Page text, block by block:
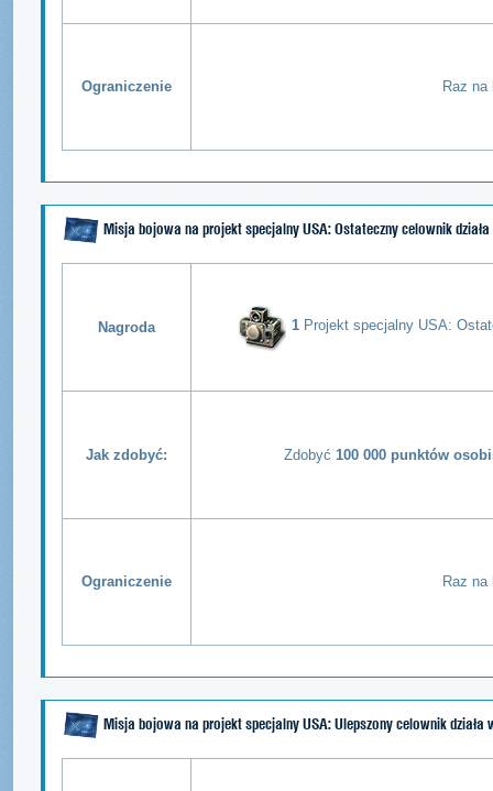
Ograniczenie Raz na
Misja bojowa na projekt specjalny USA: Ostateczny celownik
Nagroda 1 Projekt specjalny USA:
Jak zdobyć: Zdobyć 100 000 punktów
Ograniczenie Raz na
Misja bojowa na projekt specjalny USA: Ulepszony celownik działa